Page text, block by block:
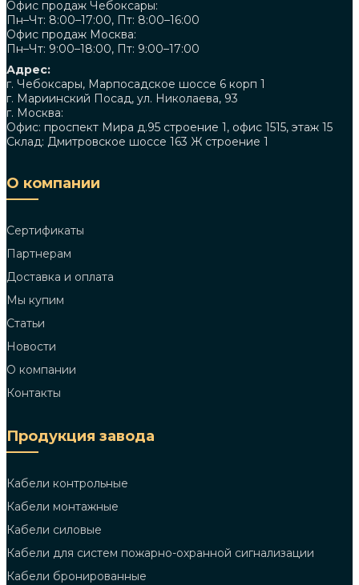
Офис продаж Чебоксары:
Пн–Чт: 8:00–17:00, Пт: 8:00–16:00
Офис продаж Москва:
Пн–Чт: 9:00–18:00, Пт: 9:00–17:00
Адрес:
г. Чебоксары, Марпосадское шоссе 6 корп 1
г. Мариинский Посад, ул. Николаева, 93
г. Москва:
Офис: проспект Мира д.95 строение 1, офис 1515, этаж 15
Склад: Дмитровское шоссе 163 Ж строение 1
О компании
Сертификаты
Партнерам
Доставка и оплата
Мы купим
Статьи
Новости
О компании
Контакты
Продукция завода
Кабели контрольные
Кабели монтажные
Кабели силовые
Кабели для систем пожарно-охранной сигнализации
Кабели бронированные